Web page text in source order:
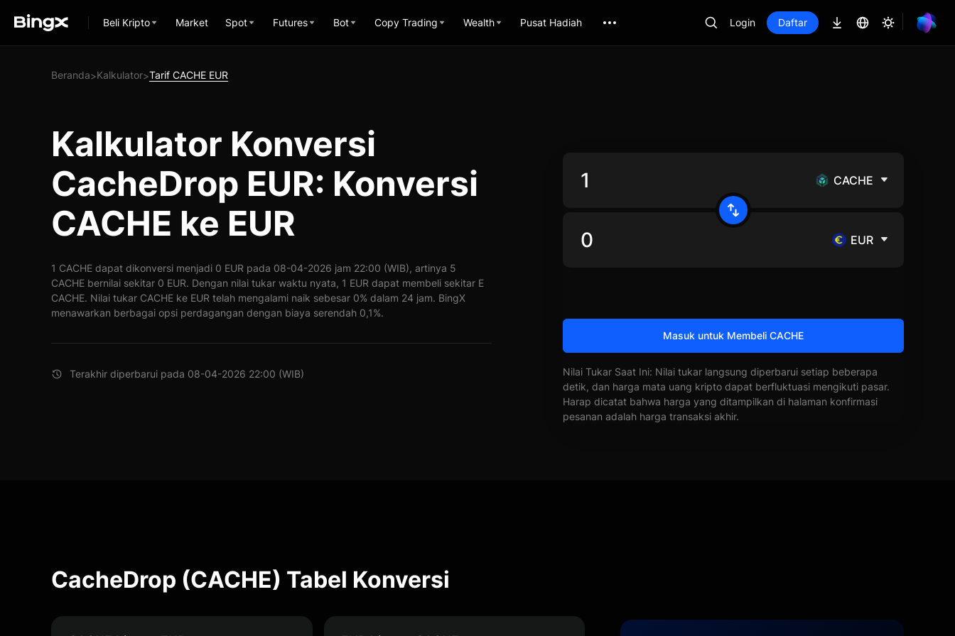
Beli Kripto Market Spot Futures Bot Copy Trading Wealth Pusat Hadiah Login Daftar
Beranda>Kalkulator>Tarif CACHE EUR
Kalkulator Konversi
CacheDrop EUR: Konversi
CACHE ke EUR
1 CACHE dapat dikonversi menjadi 0 EUR pada 08-04-2026 jam 22:00 (WIB), artinya 5
CACHE bernilai sekitar 0 EUR. Dengan nilai tukar waktu nyata, 1 EUR dapat membeli sekitar E
CACHE. Nilai tukar CACHE ke EUR telah mengalami naik sebesar 0% dalam 24 jam. BingX
menawarkan berbagai opsi perdagangan dengan biaya serendah 0,1%.
Terakhir diperbarui pada 08-04-2026 22:00 (WIB)
CACHE
EUR
Masuk untuk Membeli CACHE
Nilai Tukar Saat Ini: Nilai tukar langsung diperbarui setiap beberapa
detik, dan harga mata uang kripto dapat berfluktuasi mengikuti pasar.
Harap dicatat bahwa harga yang ditampilkan di halaman konfirmasi
pesanan adalah harga transaksi akhir.
CacheDrop (CACHE) Tabel Konversi